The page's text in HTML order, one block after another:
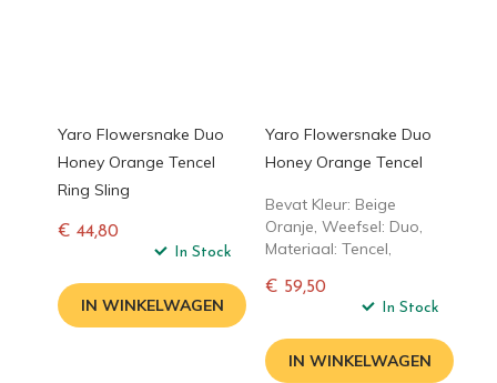
Yaro Flowersnake Duo
Honey Orange Tencel
Ring Sling
€ 44,80
In Stock
IN WINKELWAGEN
Yaro Flowersnake Duo
Honey Orange Tencel
Bevat Kleur: Beige
Oranje, Weefsel: Duo,
Materiaal: Tencel,
€ 59,50
In Stock
IN WINKELWAGEN